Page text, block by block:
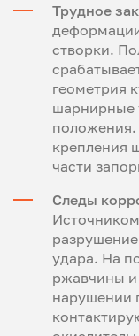
Трудное
створки.
геометрия
шарнирные
положения.
крепления
части
Следы
удара. На
ржавчины
нарушении